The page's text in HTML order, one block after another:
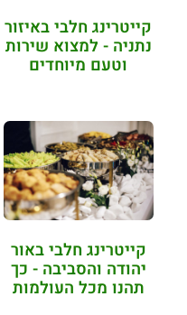
קייטרינג חלבי באיזור
נתניה - למצוא שירות
וטעם מיוחדים
קייטרינג חלבי באור
יהודה והסביבה - כך
תהנו מכל העולמות